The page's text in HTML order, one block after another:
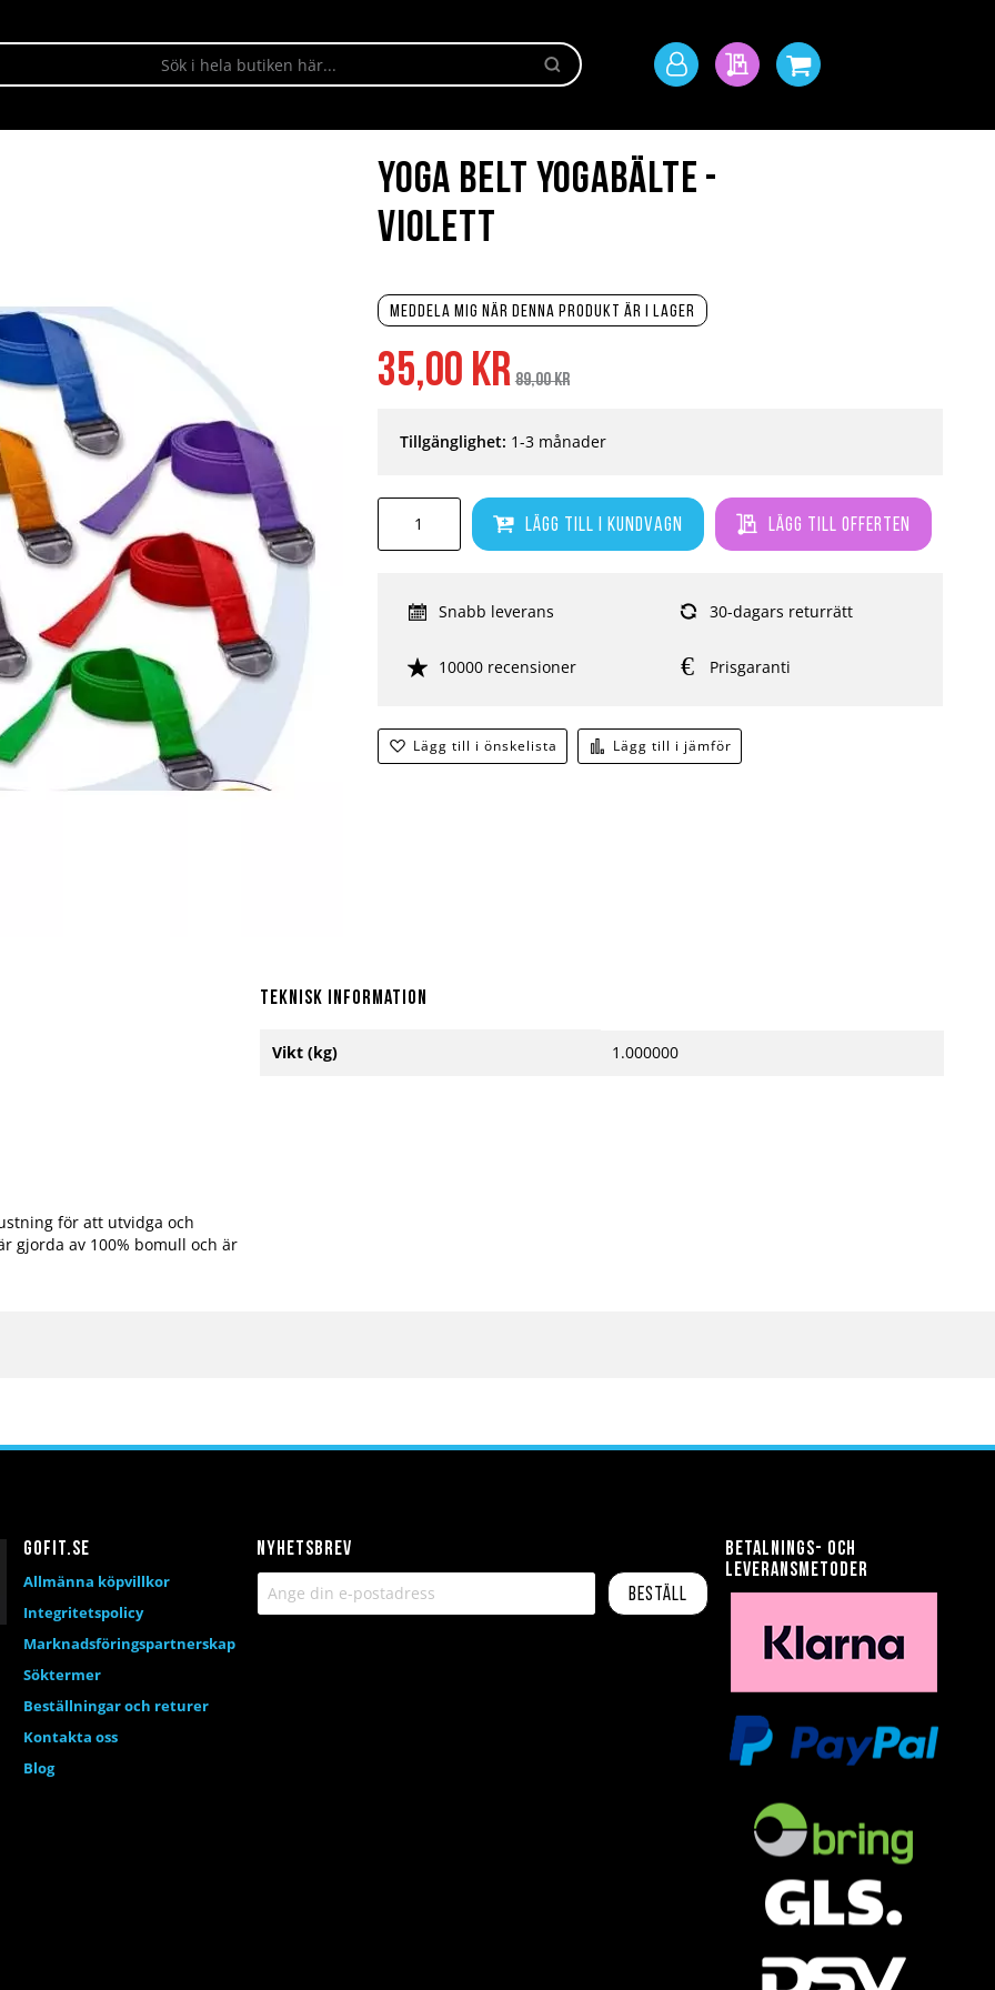
Sök
Mitt
Min offertMin kundvagn
Specialpris
35,00 kr pris
89,00 kr
Meddela mig när denna produkt är i lager
Lägg till i kundvagn Lägg till offerten
Lägg till i önskelista Lägg till i jämför
Tillgänglighet: 1-3 månader
Snabb leverans 30-dagars returrätt
10000 recensioner Prisgaranti
Yoga Belt Yogabälte -
Violett
för att utvidga och
gjorda av 100% bomull och är
Teknisk information
information
Vikt (kg) 1.000000
Nyhetsbrev
Beställ
Betalnings- och
leveransmetoder
Gofit.se
Allmänna köpvillkor
Integritetspolicy
Marknadsföringspartnerskap
Söktermer
Beställningar och returer
Kontakta oss
Blog